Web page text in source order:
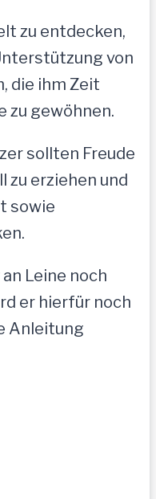
zu entdecken,
von
die ihm Zeit
zu gewöhnen.
sollten Freude
zu erziehen und
sowie
Leine noch
er hierfür noch
Anleitung